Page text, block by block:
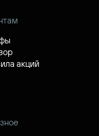
акций